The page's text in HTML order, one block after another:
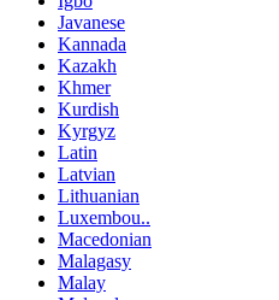
Javanese
Kannada
Kazakh
Khmer
Kurdish
Kyrgyz
Latin
Latvian
Lithuanian
Luxembou..
Macedonian
Malagasy
Malay